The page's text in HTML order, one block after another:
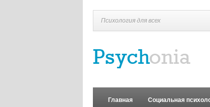
Психология для всех
Главная Социальная